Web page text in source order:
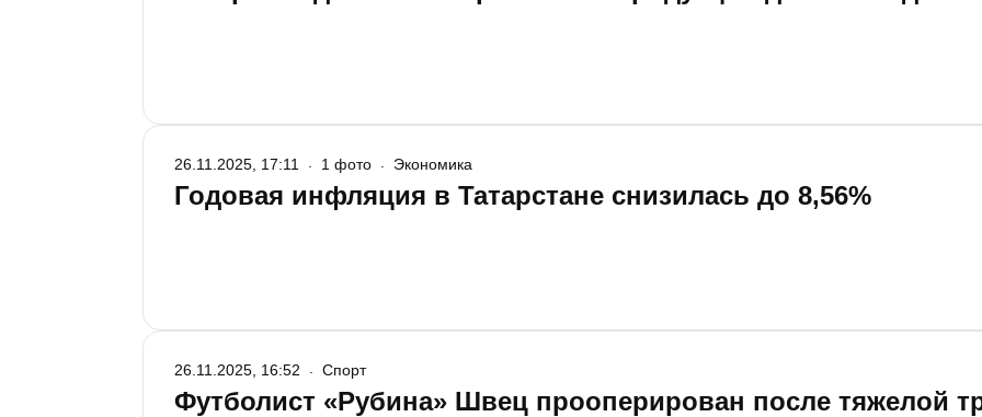
Годовая инфляция в Татарстане снизилась до 8,56%
26.11.2025, 17:11 1 фото Экономика
Футболист «Рубина» Швец прооперирован после тяжелой
26.11.2025, 16:52 Спорт